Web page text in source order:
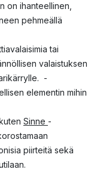
on ihanteellinen,
pehmeällä
tai
valaistuksen
-
elementin mihin
Sinne -
piirteitä sekä